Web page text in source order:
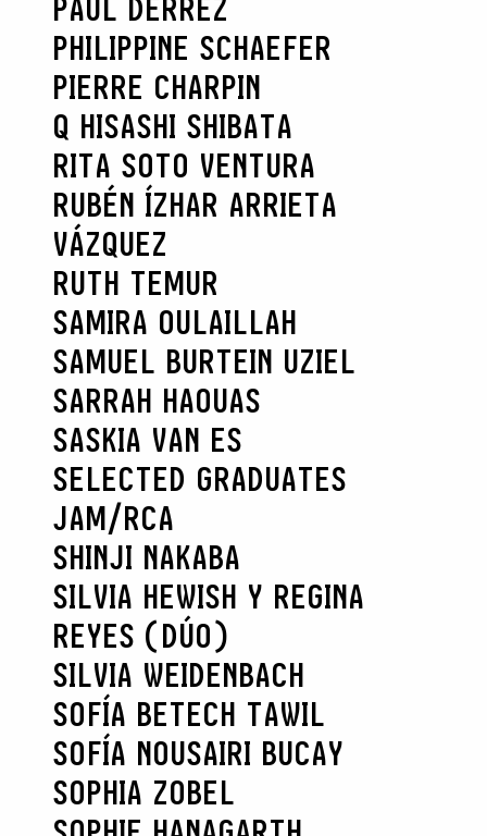
PAUL DERREZ
PHILIPPINE SCHAEFER
PIERRE CHARPIN
Q HISASHI SHIBATA
RITA SOTO VENTURA
RUBÉN ÍZHAR ARRIETA
VÁZQUEZ
RUTH TEMUR
SAMIRA OULAILLAH
SAMUEL BURTEIN UZIEL
SARRAH HAOUAS
SASKIA VAN ES
SELECTED GRADUATES
JAM/RCA
SHINJI NAKABA
SILVIA HEWISH Y REGINA
REYES (DÚO)
SILVIA WEIDENBACH
SOFÍA BETECH TAWIL
SOFÍA NOUSAIRI BUCAY
SOPHIA ZOBEL